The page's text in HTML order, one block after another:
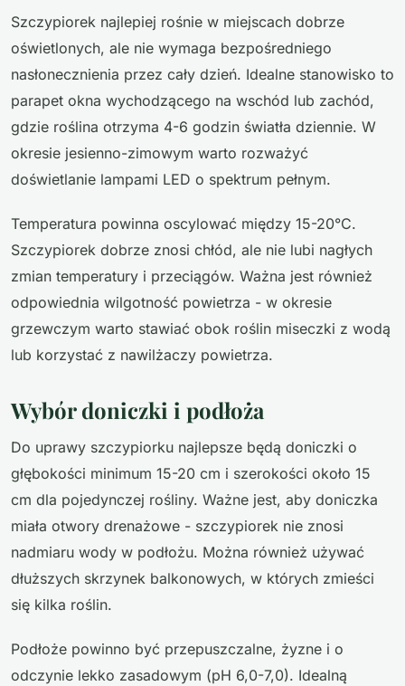
Szczypiorek najlepiej rośnie w miejscach dobrze
oświetlonych, ale nie wymaga bezpośredniego
nasłonecznienia przez cały dzień. Idealne stanowisko to
parapet okna wychodzącego na wschód lub zachód,
gdzie roślina otrzyma 4-6 godzin światła dziennie. W
okresie jesienno-zimowym warto rozważyć
doświetlanie lampami LED o spektrum pełnym.
Temperatura powinna oscylować między 15-20°C.
Szczypiorek dobrze znosi chłód, ale nie lubi nagłych
zmian temperatury i przeciągów. Ważna jest również
odpowiednia wilgotność powietrza - w okresie
grzewczym warto stawiać obok roślin miseczki z wodą
lub korzystać z nawilżaczy powietrza.
Wybór doniczki i podłoża
Do uprawy szczypiorku najlepsze będą doniczki o
głębokości minimum 15-20 cm i szerokości około 15
cm dla pojedynczej rośliny. Ważne jest, aby doniczka
miała otwory drenażowe - szczypiorek nie znosi
nadmiaru wody w podłożu. Można również używać
dłuższych skrzynek balkonowych, w których zmieści
się kilka roślin.
Podłoże powinno być przepuszczalne, żyzne i o
odczynie lekko zasadowym (pH 6,0-7,0). Idealną